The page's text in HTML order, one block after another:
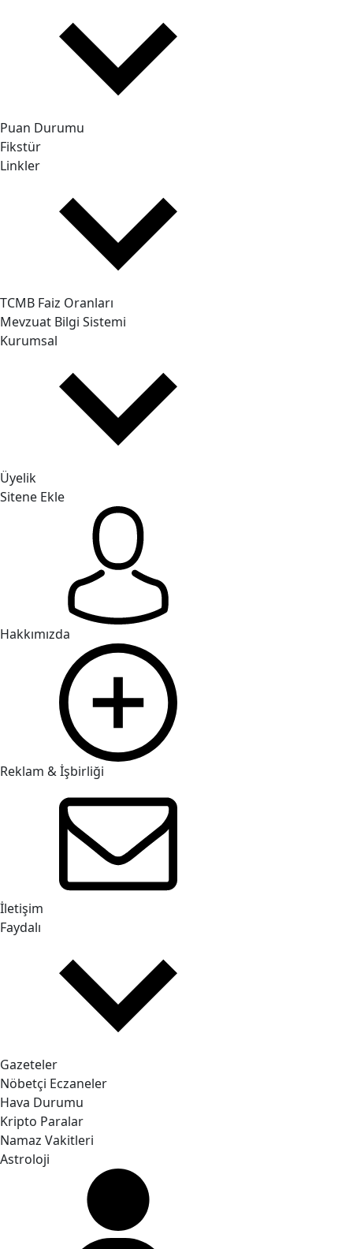
Puan Durumu
Fikstür
Linkler
TCMB Faiz Oranları
Mevzuat Bilgi Sistemi
Kurumsal
Üyelik
Sitene Ekle
Hakkımızda
Reklam & İşbirliği
İletişim
Faydalı
Gazeteler
Nöbetçi Eczaneler
Hava Durumu
Kripto Paralar
Namaz Vakitleri
Astroloji